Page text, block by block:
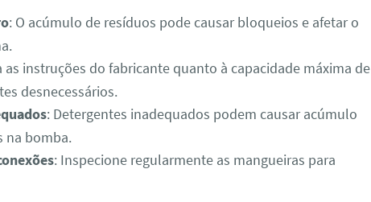
: O acúmulo de resíduos pode causar bloqueios e afetar o
as instruções do fabricante quanto à capacidade máxima de
desnecessários.
: Detergentes inadequados podem causar acúmulo
na bomba.
: Inspecione regularmente as mangueiras para